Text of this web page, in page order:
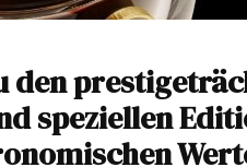
den
speziellen